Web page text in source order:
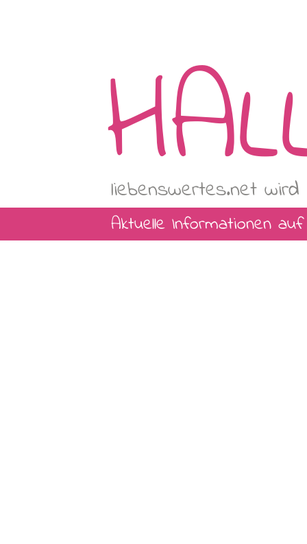
liebenswertes.net
Aktuelle Informationen